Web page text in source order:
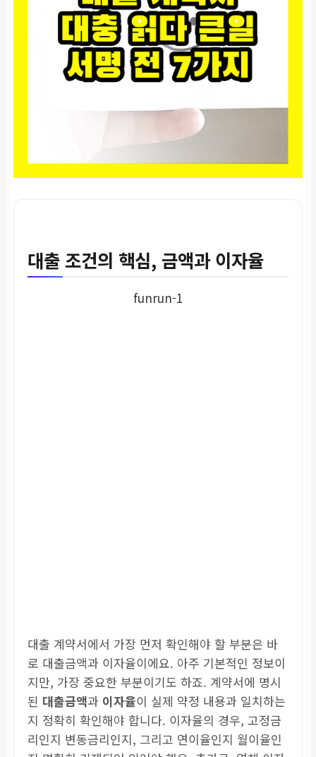
대출 조건의 핵심, 금액과 이자율
funrun-1
대출 계약서에서 가장 먼저 확인해야 할 부분은 바
로 대출금액과 이자율이에요. 아주 기본적인 정보이
지만, 가장 중요한 부분이기도 하죠. 계약서에 명시
된 대출금액과 이자율이 실제 약정 내용과 일치하는
지 정확히 확인해야 합니다. 이자율의 경우, 고정금
리인지 변동금리인지, 그리고 연이율인지 월이율인